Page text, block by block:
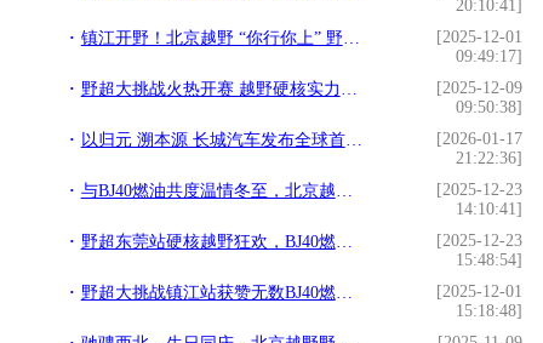
20:10:41]
镇江开野！北京越野 “你行你上” 野超赛燃爆江苏
[2025-12-01
09:49:17]
野超大挑战火热开赛 越野硬核实力扎根重庆烟火
[2025-12-09
09:50:38]
以归元 溯本源 长城汽车发布全球首个原生AI全动力汽车平台
[2026-01-17
21:22:36]
与BJ40燃油共度温情冬至，北京越野野超东莞站融入本地潮流氛围
[2025-12-23
14:10:41]
野超东莞站硬核越野狂欢，BJ40燃油凭巅峰性能征服大湾区车主
[2025-12-23
15:48:54]
野超大挑战镇江站获赞无数BJ40燃油实力诠释「你行你上」内涵
[2025-12-01
15:18:48]